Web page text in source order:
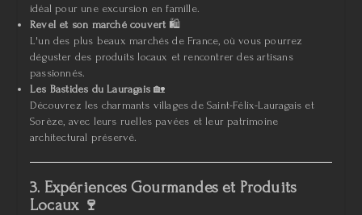
idéal pour une excursion en famille.
Revel et son marché couvert 🛍️
L'un des plus beaux marchés de France, où vous pourrez
déguster des produits locaux et rencontrer des artisans
passionnés.
Les Bastides du Lauragais🏡
Découvrez les charmants villages de Saint-Félix-Lauragais et
Sorèze, avec leurs ruelles pavées et leur patrimoine
architectural préservé.
3. Expériences Gourmandes et Produits
Locaux🍷